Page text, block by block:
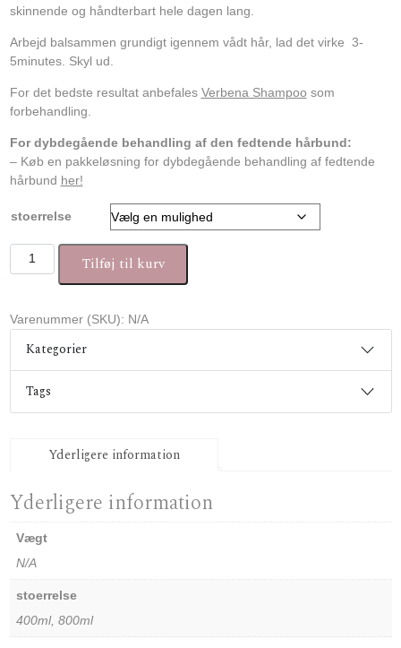
skinnende og håndterbart hele dagen lang.
Arbejd balsammen grundigt igennem vådt hår, lad det virke 3-
5minutes. Skyl ud.
For det bedste resultat anbefales Verbena Shampoo som
forbehandling.
For dybdegående behandling af den fedtende hårbund:
– Køb en pakkeløsning for dybdegående behandling af fedtende
hårbund her!
stoerrelse
Angel en Provence Verbena Oil Control Conditioner antal
Tilføj til kurv
Varenummer (SKU): N/A
Kategorier
Tags
Yderligere information
Yderligere information
Vægt
N/A
stoerrelse
400ml, 800ml